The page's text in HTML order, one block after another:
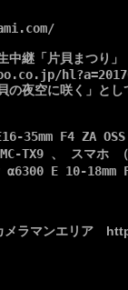
中継「片貝まつり」
の夜空に咲く」と
35mm F4 ZA OSS
、 スマホ （メ
E 10-18mm
メラマンエリア